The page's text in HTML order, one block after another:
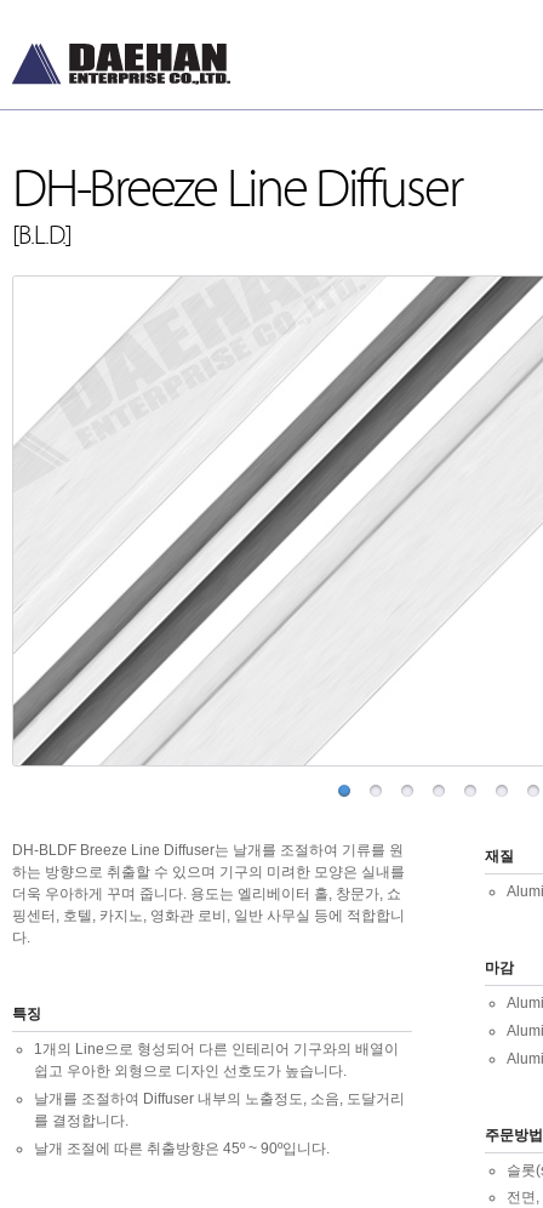
DH-Breeze Line Diffuser
[B.L.D.]
DH-BLDF Breeze Line Diffuser는 날개를 조절하여 기류를 원
하는 방향으로 취출할 수 있으며 기구의 미려한 모양은 실내를
더욱 우아하게 꾸며 줍니다. 용도는 엘리베이터 홀, 창문가, 쇼
핑센터, 호텔, 카지노, 영화관 로비, 일반 사무실 등에 적합합니
다.
특징
1개의 Line으로 형성되어 다른 인테리어 기구와의 배열이
쉽고 우아한 외형으로 디자인 선호도가 높습니다.
날개를 조절하여 Diffuser 내부의 노출정도, 소음, 도달거리
를 결정합니다.
날개 조절에 따른 취출방향은 45º ~ 90º입니다.
재질
마감
주문방법
슬롯
전면
DH-Ceiling &
[천장형, 벽체형]
DH-Floor Diffusers
[바닥형]
Grilles and Louvers
[그릴, 루버]
ETC , Accessories
[악세서리]